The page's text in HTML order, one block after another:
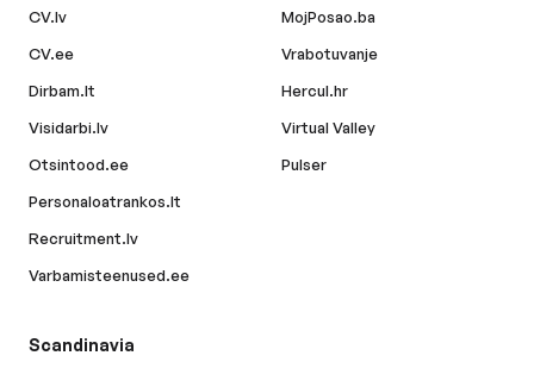
CV.lv
CV.ee
Dirbam.lt
Visidarbi.lv
Otsintood.ee
Personaloatrankos.lt
Recruitment.lv
Varbamisteenused.ee
MojPosao.ba
Vrabotuvanje
Hercul.hr
Virtual Valley
Pulser
Scandinavia